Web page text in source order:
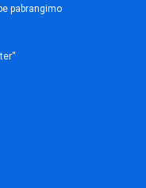
pabrangimo